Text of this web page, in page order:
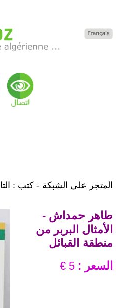
المتجر على الشبكة - كتب :
طاهر حمداش -
الأمثال البربر من
منطقة القبائل
السعر : 5 €